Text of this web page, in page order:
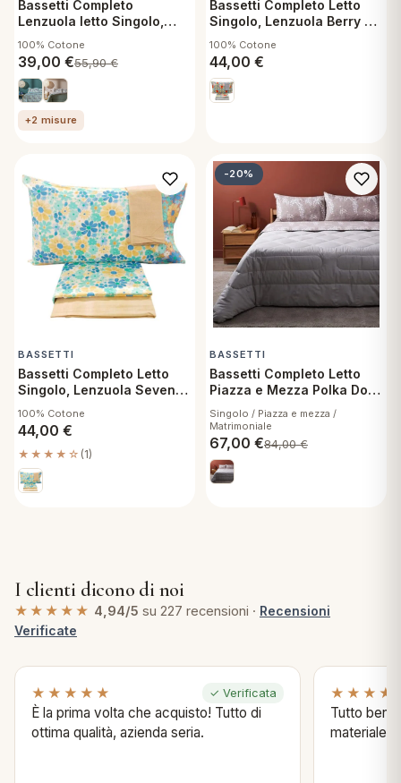
Bassetti Completo
Lenzuola letto Singolo,
Lenzuolo Sopra, Sotto con
Angoli, doppie 2 Federe
100% Cotone
39,00 €55,90€
+2 misure
Bassetti Completo Letto
Singolo, Lenzuola Berry Y1
100% Cotone
44,00 €
BASSETTI
Bassetti Completo Letto
Singolo, Lenzuola Seventy
100% Cotone
44,00 €
★★★★☆ (1)
-20%
BASSETTI
Bassetti Completo Letto
Piazza e Mezza Polka Dot
41 Lenzuola Flanella Puro
Cotone Antipilling
Singolo / Piazza e mezza /
Matrimoniale
67,00 €84,00€
I clienti dicono di noi
★★★★★ 4,94/5 su 227 recensioni · Recensioni
Verificate
★★★★★ ✓ Verificata
È la prima volta che acquisto! Tutto di
ottima qualità, azienda seria.
Tutto bene
materiale .